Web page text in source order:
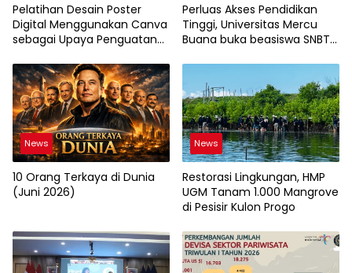
Pelatihan Desain Poster
Digital Menggunakan Canva
sebagai Upaya Penguatan
Kader PKK Kelurahan Bambu
Apus
Perluas Akses Pendidikan
Tinggi, Universitas Mercu
Buana buka beasiswa SNBT
News
10 Orang Terkaya di Dunia
(Juni 2026)
News
Restorasi Lingkungan, HMP
UGM Tanam 1.000 Mangrove
di Pesisir Kulon Progo